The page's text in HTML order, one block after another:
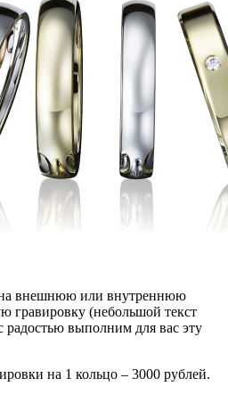
на внешнюю или внутреннюю
гравировку (небольшой текст
выполним для вас эту
на 1 кольцо – 3000 рублей.